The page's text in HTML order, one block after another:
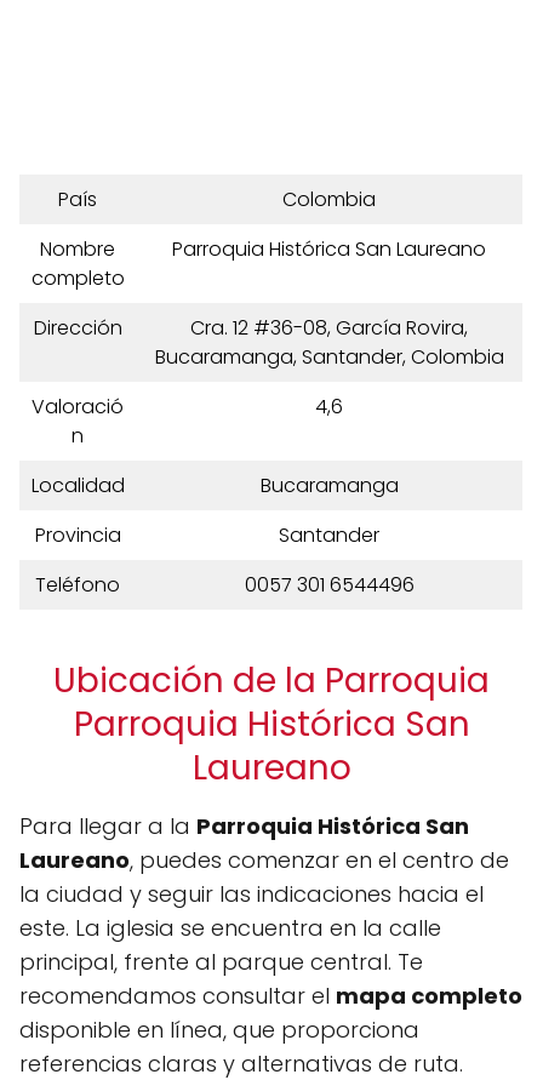
País
Colombia
Nombre
completo
Parroquia Histórica San Laureano
Dirección
Cra. 12 #36-08, García Rovira,
Bucaramanga, Santander, Colombia
Valoració
n
4,6
Localidad
Bucaramanga
Provincia
Santander
Teléfono
0057 301 6544496
Ubicación de la Parroquia
Parroquia Histórica San
Laureano
Para llegar a la Parroquia Histórica San
Laureano, puedes comenzar en el centro de
la ciudad y seguir las indicaciones hacia el
este. La iglesia se encuentra en la calle
principal, frente al parque central. Te
recomendamos consultar el mapa completo
disponible en línea, que proporciona
referencias claras y alternativas de ruta.